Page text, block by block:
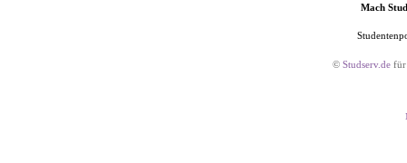
Mach
© Studserv.de für